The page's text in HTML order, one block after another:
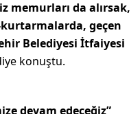
memurları da alırsak,
geçen
Belediyesi İtfaiyesi
konuştu.
devam edeceğiz”